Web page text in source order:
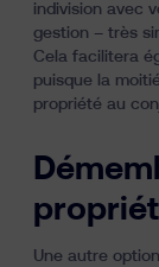
indivision avec
gestion – très
Cela facilitera
puisque la
propriété au
Une autre